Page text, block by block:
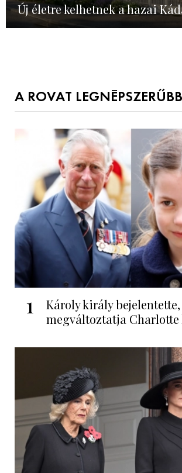
Új életre kelhetnek a hazai
A ROVAT
1
Károly király bejelentette,
megváltoztatja Charlotte